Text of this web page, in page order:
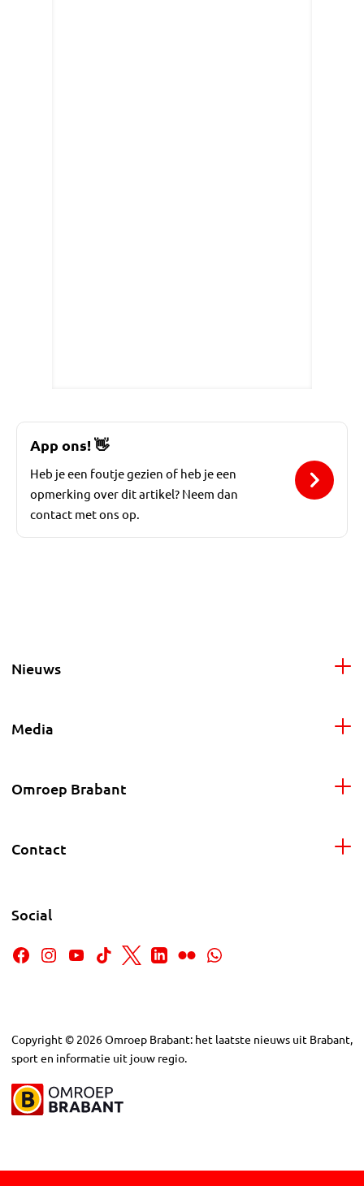
App ons!👋
Heb je een foutje gezien of heb je een
opmerking over dit artikel? Neem dan
contact met ons op.
Nieuws
Media
Omroep Brabant
Contact
Social
Copyright © 2026Omroep Brabant: het laatste nieuws uit Brabant,
sport en informatie uit jouw regio.